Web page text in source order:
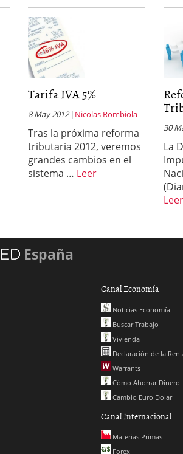
Tarifa IVA 5%
8 May 2012 Nicolas Rombiola
Tras la próxima reforma
tributaria 2012, veremos
grandes cambios en el
sistema … Leer
30
La
Leer
España
Canal Economía
Noticias Economía
Buscar Trabajo
Vivienda
Declaración de la
Warrants
Cómo Ahorrar Dinero
Cambio Euro Dolar
Canal Internacional
Materias Primas
Forex